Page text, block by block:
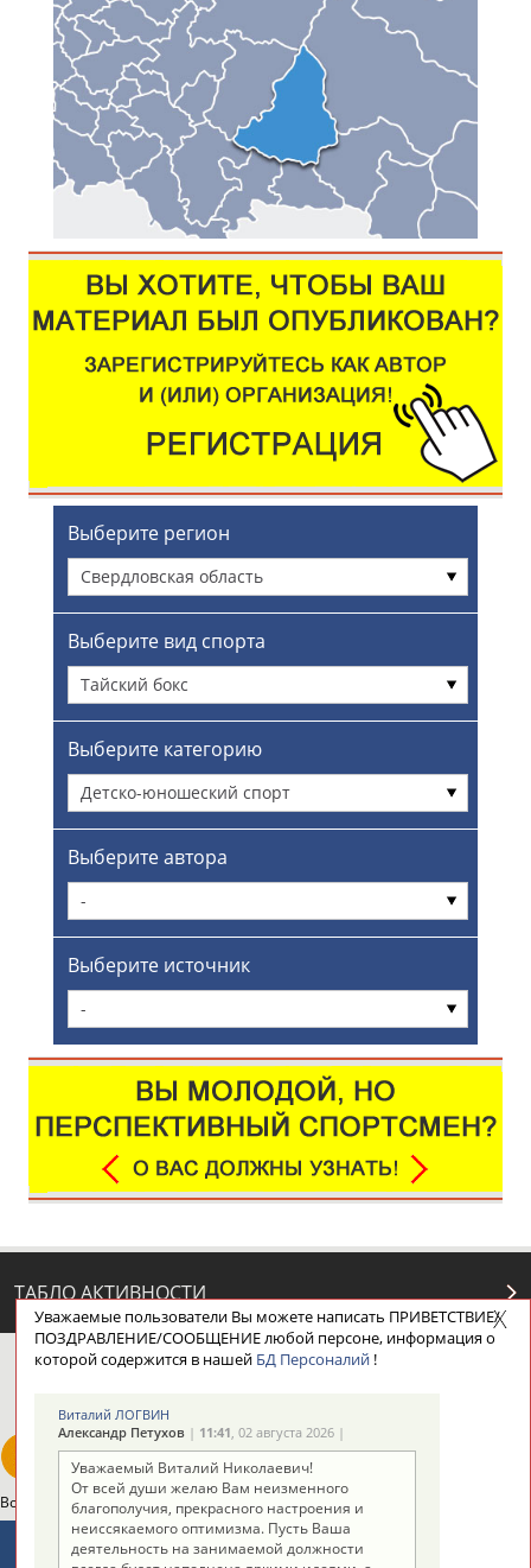
Выберите регион
Свердловская область
Выберите вид спорта
Тайский бокс
Выберите категорию
Детско-юношеский спорт
Выберите автора
-
Выберите источник
-
ТАБЛО АКТИВНОСТИ
ЦЕЛИ ПРОЕКТА НАШИ КНОПКИ
Вопросы сотрудничества и совместной деятельности
Адресов в новостной рассылке: 996
Уважаемые пользователи Вы можете написать ПРИВЕТСТВИЕ/
ПОЗДРАВЛЕНИЕ/СООБЩЕНИЕ любой персоне, информация о
которой содержится в нашей БД Персоналий!
Виталий ЛОГВИН
Александр Петухов| 11:41, 02 августа 2026 |
Уважаемый Виталий Николаевич!
От всей души желаю Вам неизменного
благополучия, прекрасного настроения и
неиссякаемого оптимизма. Пусть Ваша
деятельность на занимаемой должности